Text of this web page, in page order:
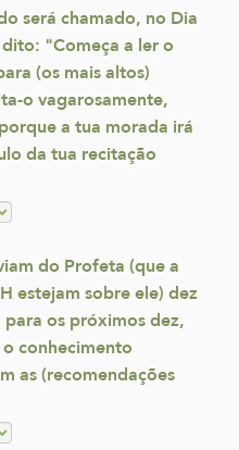
será chamado, no Dia
"Começa a ler o
(os mais altos)
o vagarosamente,
a tua morada irá
da tua recitação
do Profeta (que a
estejam sobre ele) dez
os próximos dez,
conhecimento
as (recomendações